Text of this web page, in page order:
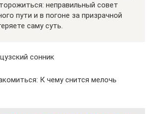
неправильный совет
пути и в погоне за призрачной
саму суть.
сонник
К чему снится мелочь